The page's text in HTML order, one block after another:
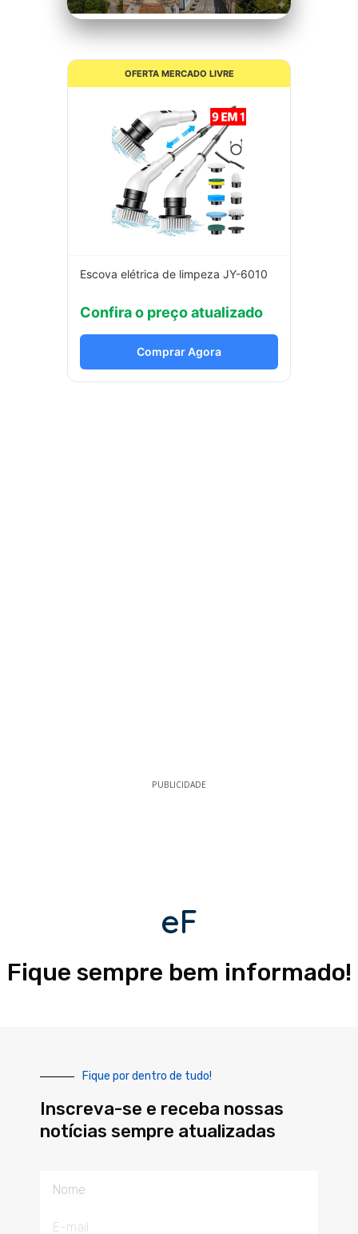
OFERTA MERCADO LIVRE
Escova elétrica de limpeza JY-6010
Confira o preço atualizado
Comprar Agora
PUBLICIDADE
eF
Fique sempre bem informado!
Fique por dentro de tudo!
Inscreva-se e receba nossas
notícias sempre atualizadas